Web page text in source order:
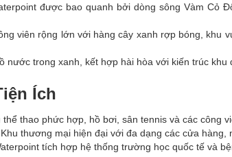
được bao quanh bởi dòng sông Vàm Cỏ
viên rộng lớn với hàng cây xanh rợp bóng, khu
nước trong xanh, kết hợp hài hòa với kiến trúc
Ích
thể thao phức hợp, hồ bơi, sân tennis và các công
thương mại hiện đại với đa dạng các cửa
tích hợp hệ thống trường học quốc tế và